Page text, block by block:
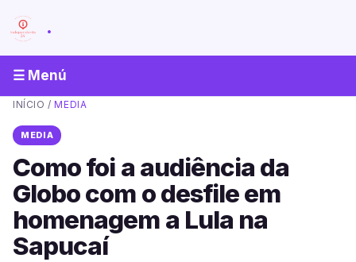
.
☰ Menú
INÍCIO /MEDIA
MEDIA
Como foi a audiência da
Globo com o desfile em
homenagem a Lula na
Sapucaí